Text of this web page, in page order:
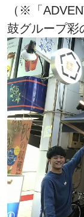
（※「
鼓グループ彩